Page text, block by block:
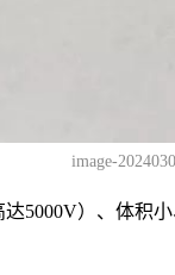
image-
5000V）、体积